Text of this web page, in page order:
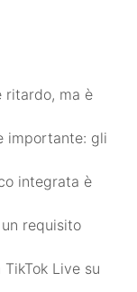
ritardo, ma è
importante: gli
integrata è
requisito
Live su